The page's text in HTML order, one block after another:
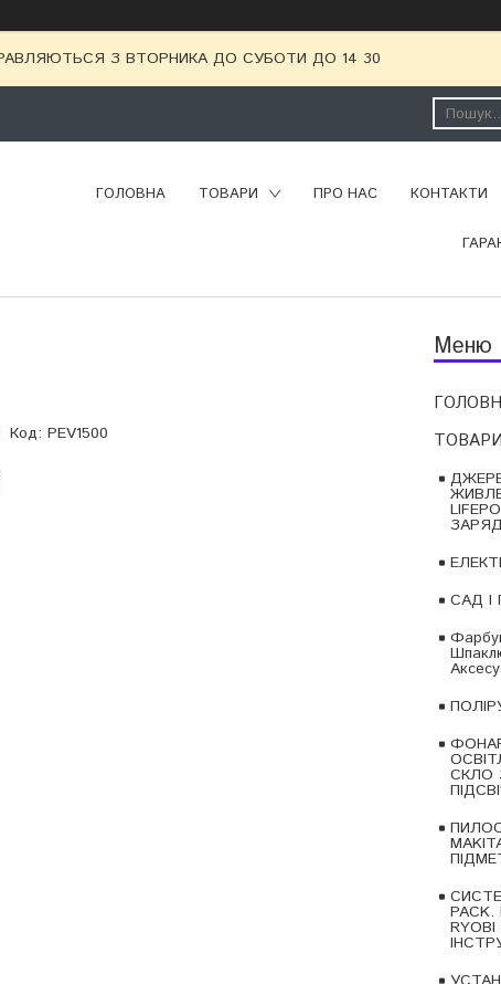
З ВТОРНИКА ДО СУБОТИ ДО 14 30
ГОЛОВНА ТОВАРИ ПРО НАС КОНТАКТИ
ТОВАРИ
САД І
СКЛО
PACK.
Код: PEV1500